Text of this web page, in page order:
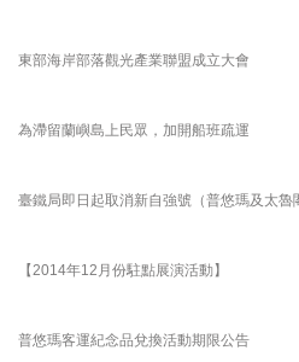
東部海岸部落觀光產業聯盟成立大會
為滯留蘭嶼島上民眾，加開船班疏運
臺鐵局即日起取消新自強號（普悠瑪及太
【2014年12月份駐點展演活動】
普悠瑪客運紀念品兌換活動期限公告